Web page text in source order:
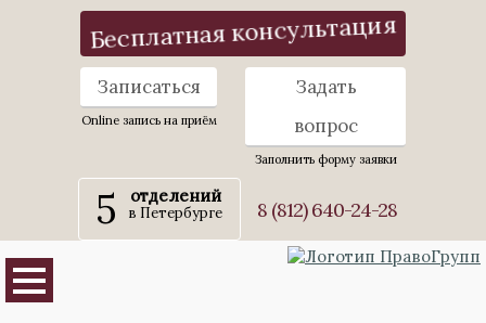
Бесплатная консультация
Записаться
Online запись на приём
Задать
вопрос
Заполнить форму заявки
5 отделений
в Петербурге 8 (812) 640-24-28